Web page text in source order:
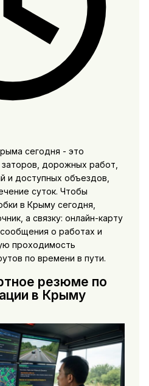
сегодня - это
дорожных работ,
и доступных объездов,
суток. Чтобы
в Крыму сегодня,
а связку: онлайн-карту
о работах и
проходимость
по времени в пути.
резюме по
в Крыму